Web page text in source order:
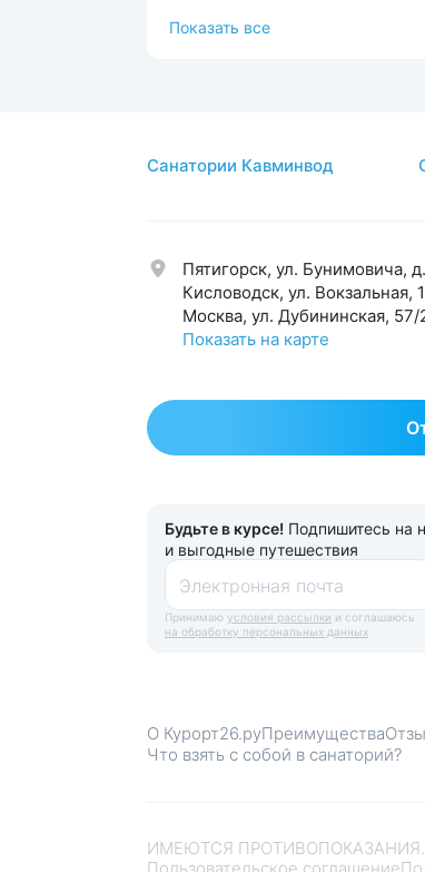
Иммунная система
Мочеполовая система 39
Общетерапевтический 123
Показать все
Санатории Кавминвод
Пятигорск, ул. Бунимовича,
Кисловодск, ул. Вокзальная,
Москва, ул. Дубининская, 57/
Показать на карте
Будьте в курсе! Подпишитесь на
и выгодные путешествия
Электронная почта
Принимаю условия рассылки и соглашаюсь
на обработку персональных данных
О Курорт26.руПреимущества
Что взять с собой в санаторий?
ИМЕЮТСЯ
Пользовательское соглашение